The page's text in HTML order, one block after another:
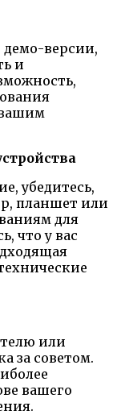
версии,
и
убедитесь,
планшет или
для
что у вас
или
за советом.
вашего